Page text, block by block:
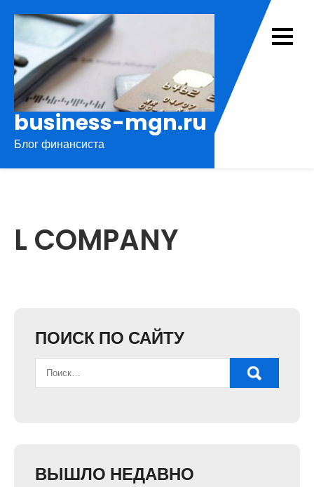
содержимому
business-mgn.ru
Блог финансиста
L COMPANY
ПОИСК ПО САЙТУ
ВЫШЛО НЕДАВНО